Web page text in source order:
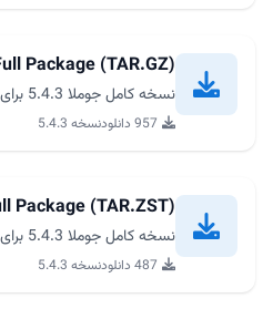
Package (TAR.GZ)
نسخه کامل جوملا 5.4.3 برای نصب جدید از joomla.org
957 دانلود نسخه 5.4.3
Package (TAR.ZST)
نسخه کامل جوملا 5.4.3 برای نصب جدید از joomla.org
487 دانلود نسخه 5.4.3